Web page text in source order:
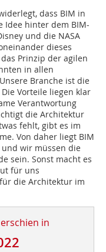
dass BIM in
hinter dem BIM-
und die NASA
dieses
Prinzip der agilen
in allen
Branche ist die
Vorteile liegen klar
Verantwortung
die Architektur
fehlt, gibt es im
Von daher liegt BIM
wir müssen die
sein. Sonst macht es
für uns
die Architektur im
in